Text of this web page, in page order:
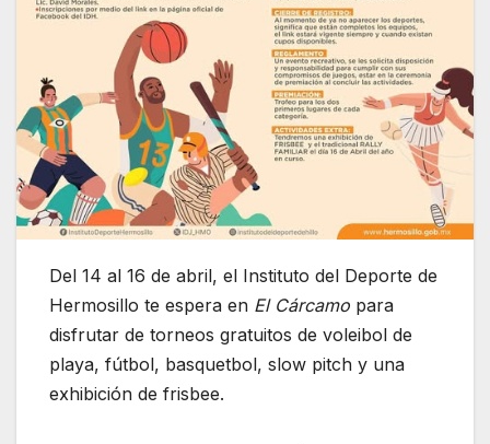
Del 14 al 16 de abril, el Instituto del Deporte de
Hermosillo te espera en El Cárcamo para
disfrutar de torneos gratuitos de voleibol de
playa, fútbol, basquetbol, slow pitch y una
exhibición de frisbee.